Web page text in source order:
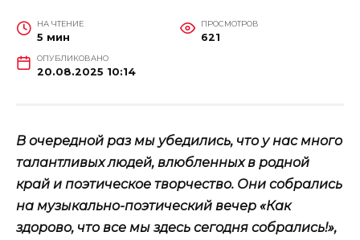
НА ЧТЕНИЕ
5 мин
ПРОСМОТРОВ
621
ОПУБЛИКОВАНО
20.08.2025 10:14
В очередной раз мы убедились, что у нас много
талантливых людей, влюбленных в родной
край и поэтическое творчество. Они собрались
на музыкально-поэтический вечер «Как
здорово, что все мы здесь сегодня собрались!»,